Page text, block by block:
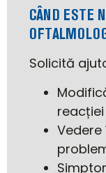
CÂND ESTE
Solicită